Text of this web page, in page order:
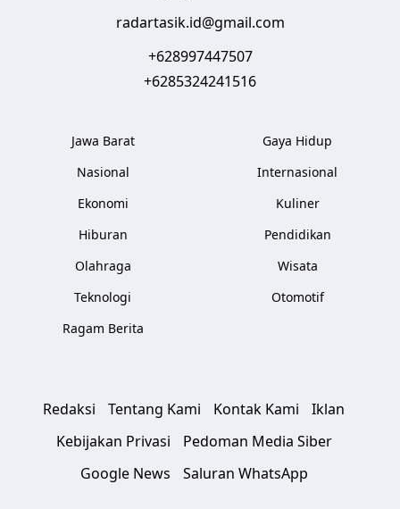
radartasik.id@gmail.com
+628997447507
+6285324241516
Jawa Barat
Nasional
Ekonomi
Hiburan
Olahraga
Teknologi
Ragam Berita
Gaya Hidup
Internasional
Kuliner
Pendidikan
Wisata
Otomotif
Redaksi Tentang Kami Kontak Kami
Iklan
Kebijakan Privasi
Pedoman Media Siber
Google News
Saluran WhatsApp